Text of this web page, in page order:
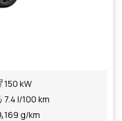
150 kW
7.4 l/100 km
169 g/km